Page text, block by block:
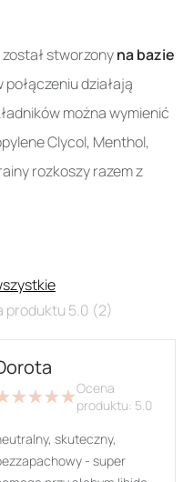
został stworzonyna bazie
połączeniu działają
można wymienić
Clycol, Menthol,
rozkoszy razem z
produktu 5.0 (2)
★★★★
★★★★Ocena
produktu: 5.0
skuteczny,
- super